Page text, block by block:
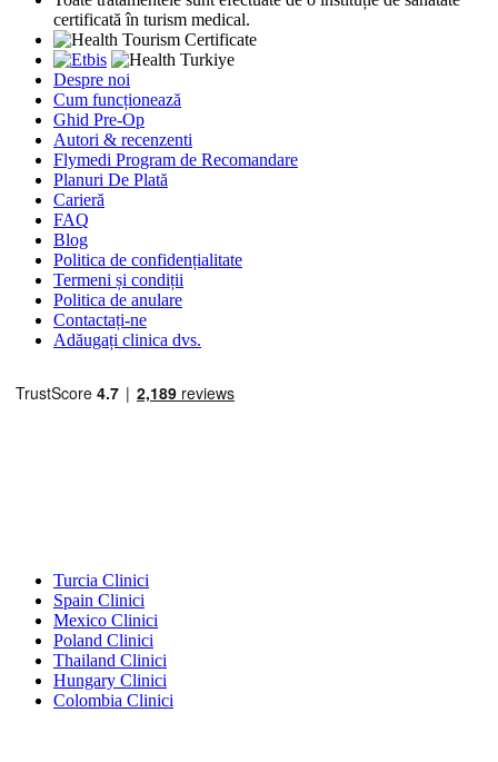
certificată în turism medical.
Despre noi
Cum funcționează
Ghid Pre-Op
Autori & recenzenti
Flymedi Program de Recomandare
Planuri De Plată
Carieră
FAQ
Blog
Politica de confidențialitate
Termeni și condiții
Politica de anulare
Contactați-ne
Adăugați clinica dvs.
Turcia Clinici
Spain Clinici
Mexico Clinici
Poland Clinici
Thailand Clinici
Hungary Clinici
Colombia Clinici